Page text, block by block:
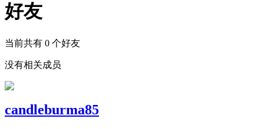
好友
当前共有 0 个好友
没有相关成员
candleburma85